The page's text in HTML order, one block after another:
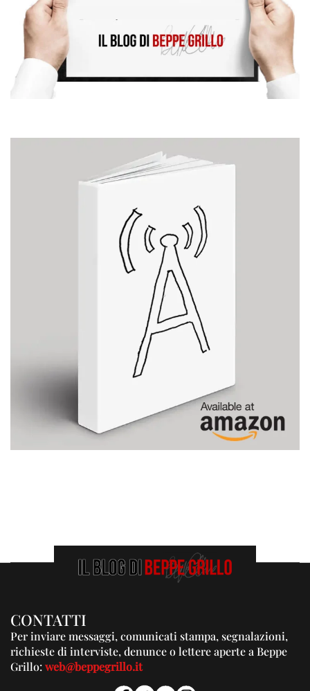
CONTATTI
Per inviare messaggi, comunicati stampa, segnalazioni,
richieste di interviste, denunce o lettere aperte a Beppe
Grillo:web@beppegrillo.it